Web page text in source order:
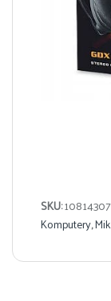
SKU:
Komputery,